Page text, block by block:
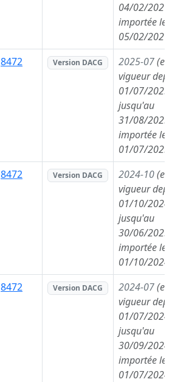
04/02/2026,
importée le
05/02/2026)
8472 Version DACG 2025-07(en
vigueur
01/07/2025,
jusqu'au
31/08/2025,
importée le
01/07/2025)
8472 Version DACG 2024-10(en
vigueur
01/10/2024,
jusqu'au
30/06/2025,
importée le
01/10/2024)
8472 Version DACG 2024-07(en
vigueur
01/07/2024,
jusqu'au
30/09/2024,
importée le
01/07/2024)